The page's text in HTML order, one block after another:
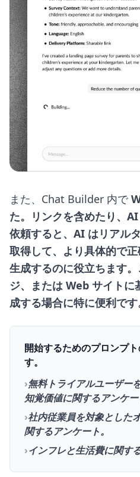
また、Chat Builder 内で
た。リンクを含めたり、
依頼すると、AI はリアル
取得して、より具体的で
生成するのに役立ちます
ジ、または Web サイトに
成する場合に特に便利です
開始するためのプロンプ
す。
›無料トライアルユーザー
知覚価値に関するアンケー
›社内従業員を対象とした
関するアンケート。
›インフレと生活費に関す